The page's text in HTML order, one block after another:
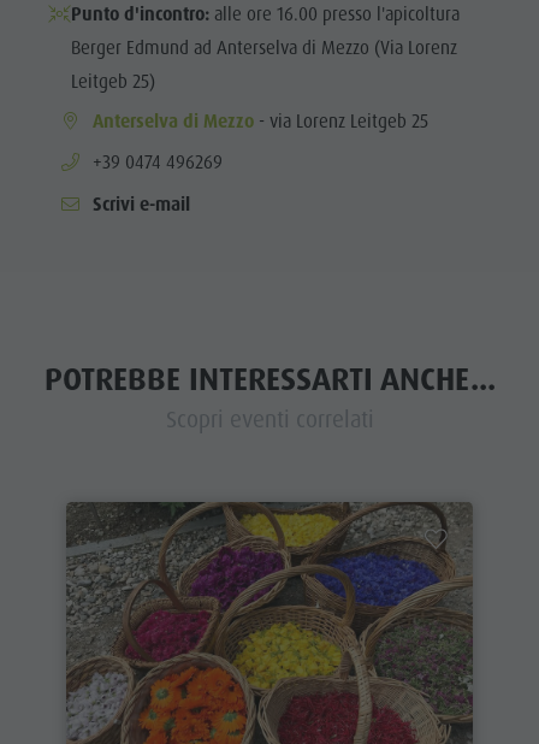
Punto d'incontro: alle ore 16.00 presso l'apicoltura
Berger Edmund ad Anterselva di Mezzo (Via Lorenz
Leitgeb 25)
Anterselva di Mezzo - via Lorenz Leitgeb 25
aria.phone:
+39 0474 496269
Scrivi e-mail
POTREBBE INTERESSARTI ANCHE...
Scopri eventi correlati